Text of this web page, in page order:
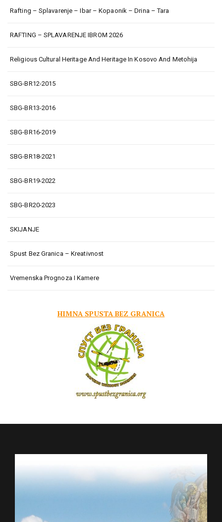
Rafting – Splavarenje – Ibar – Kopaonik – Drina – Tara
RAFTING – SPLAVARENJE IBROM 2026
Religious Cultural Heritage And Heritage In Kosovo And Metohija
SBG-BR12-2015
SBG-BR13-2016
SBG-BR16-2019
SBG-BR18-2021
SBG-BR19-2022
SBG-BR20-2023
SKIJANJE
Spust Bez Granica – Kreativnost
Vremenska Prognoza I Kamere
HIMNA SPUSTA BEZ GRANICA